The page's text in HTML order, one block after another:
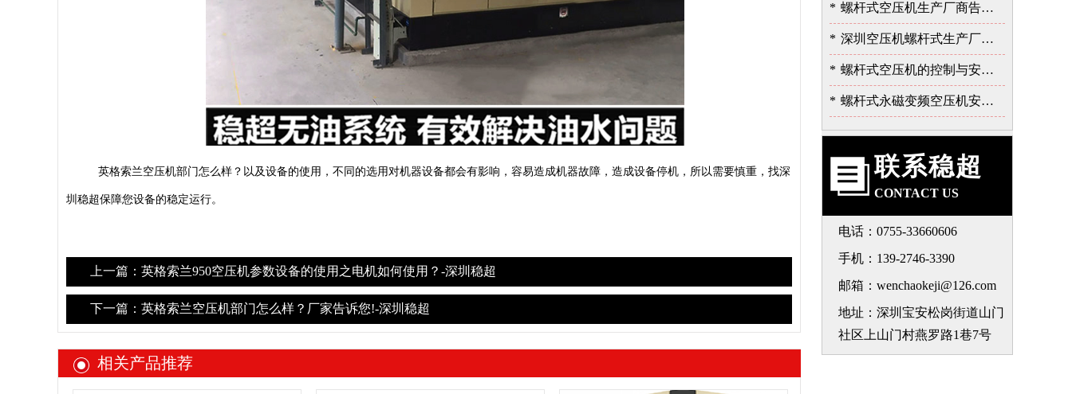
英格索兰空压机部门怎么样？以及设备的使用，不同的选用对机器设备都会有影响，容易造成机器故障，造成设备停机，所以需要慎重，找深
圳稳超保障您设备的稳定运行。
上一篇：英格索兰950空压机参数设备的使用之电机如何使用？-深圳稳超
下一篇：英格索兰空压机部门怎么样？厂家告诉您!-深圳稳超
相关产品推荐
* 螺杆式空压机生产厂商告诉您余热回收的重要性
* 深圳空压机螺杆式生产厂家告诉您如何选择空压机
* 螺杆式空压机的控制与安全保护系统
* 螺杆式永磁变频空压机安装注意事项-深圳稳超
联系稳超
CONTACT US
电话：0755-33660606
手机：139-2746-3390
邮箱：wenchaokeji@126.com
地址：深圳宝安松岗街道山门
社区上山门村燕罗路1巷7号